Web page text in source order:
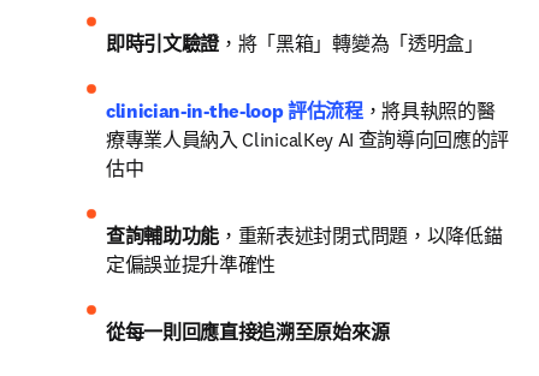
即時引文驗證 ，將「黑箱」轉變為「透明盒」
clinician-in-the-loop 評估流程，將具執照的醫
療專業人員納入 ClinicalKey AI 查詢導向回應的評
估中
查詢輔助功能 ，重新表述封閉式問題，以降低錨
定偏誤並提升準確性
從每一則回應直接追溯至原始來源